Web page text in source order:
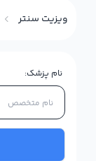
ویزیت سنتر
نام پزشک: